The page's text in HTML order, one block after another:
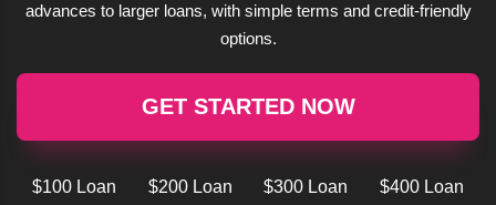
advances to larger loans, with simple terms and credit-friendly
options.
GET STARTED NOW
$100 Loan $200 Loan $300 Loan $400 Loan